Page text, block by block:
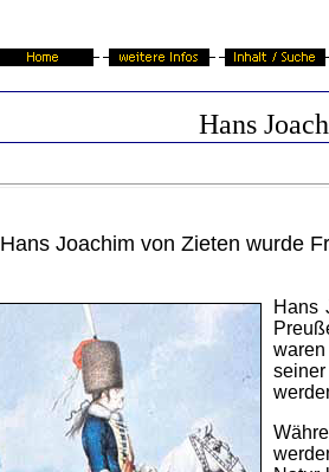
Hans
Hans Joachim von Zieten wurde
Hans